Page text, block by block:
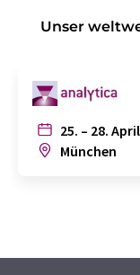
Unser
25. – 28.
München